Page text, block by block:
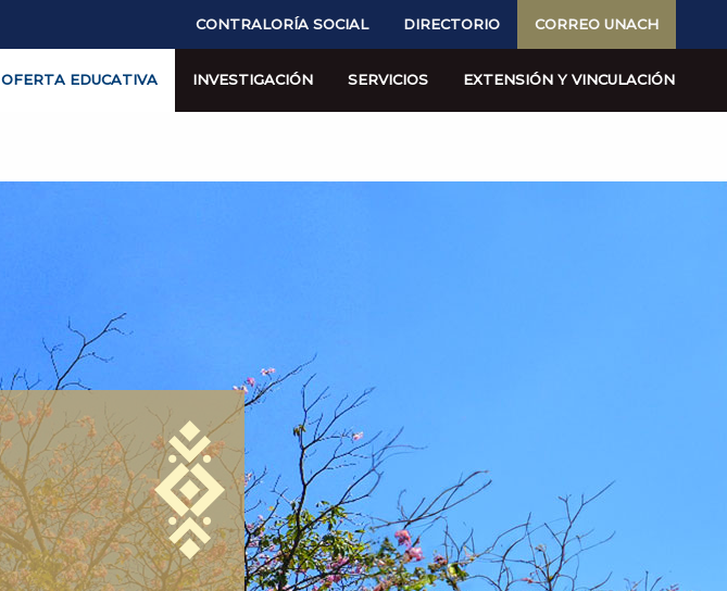
CONTRALORÍA SOCIAL DIRECTORIO CORREO UNACH
OFERTA EDUCATIVA INVESTIGACIÓN SERVICIOS EXTENSIÓN Y VINCULACIÓN